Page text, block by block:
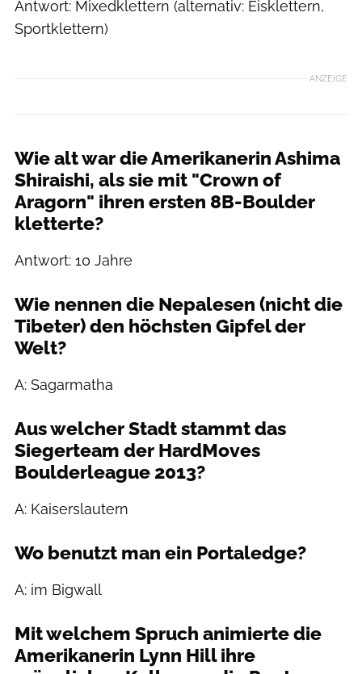
Antwort: Mixedklettern (alternativ: Eisklettern,
Sportklettern)
ANZEIGE
Wie alt war die Amerikanerin Ashima
Shiraishi, als sie mit "Crown of
Aragorn" ihren ersten 8B-Boulder
kletterte?
Antwort: 10 Jahre
Wie nennen die Nepalesen (nicht die
Tibeter) den höchsten Gipfel der
Welt?
A: Sagarmatha
Aus welcher Stadt stammt das
Siegerteam der HardMoves
Boulderleague 2013?
A: Kaiserslautern
Wo benutzt man ein Portaledge?
A: im Bigwall
Mit welchem Spruch animierte die
Amerikanerin Lynn Hill ihre